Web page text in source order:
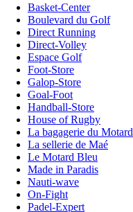
Basket-Center
Boulevard du Golf
Direct Running
Direct-Volley
Espace Golf
Foot-Store
Galop-Store
Goal-Foot
Handball-Store
House of Rugby
La bagagerie du Motard
La sellerie de Maé
Le Motard Bleu
Made in Paradis
Nauti-wave
On-Fight
Padel-Expert